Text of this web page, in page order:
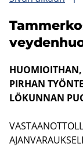
HUO­MIOIT­HAN,
PIR­HAN
LÖ­KUN­NAN